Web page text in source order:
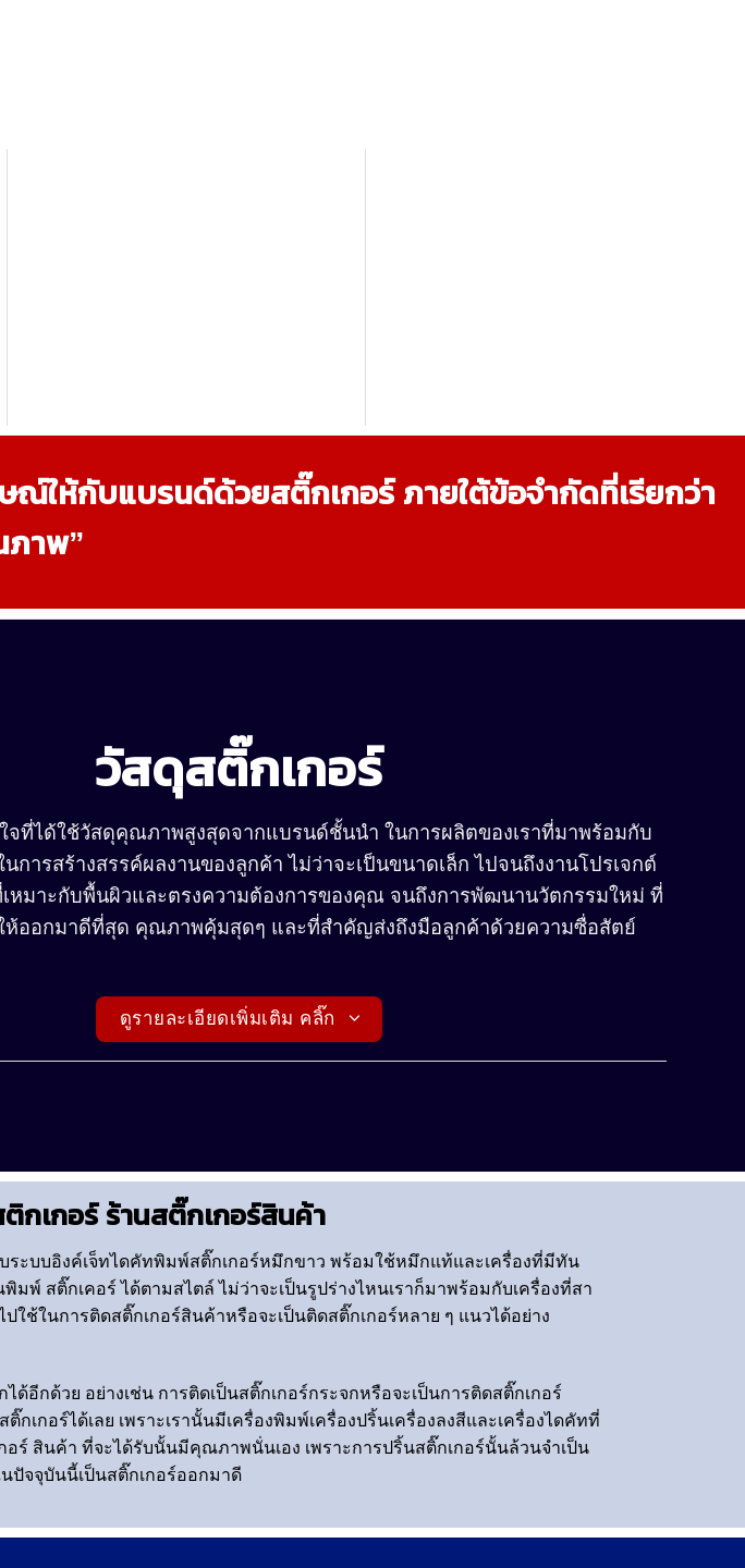
ห้กับแบรนด์ด้วยสติ๊กเกอร์ ภายใต้ข้อจำกัดที่เรียกว่า
าพ”
วัสดุสติ๊กเกอร์
ด้ใช้วัสดุคุณภาพสูงสุดจากแบรนด์ชั้นนำ ในการผลิตของเราที่มาพร้อมกับ
การสร้างสรรค์ผลงานของลูกค้า ไม่ว่าจะเป็นขนาดเล็ก ไปจนถึงงานโปรเจกต์
หมาะกับพื้นผิวและตรงความต้องการของคุณ จนถึงการพัฒนานวัตกรรมใหม่ ที่
ให้ออกมาดีที่สุด คุณภาพคุ้มสุดๆ และที่สำคัญส่งถึงมือลูกค้าด้วยความซื่อสัตย์
ดูรายละเอียดเพิ่มเติม คลิ๊ก
กเกอร์ ร้านสติ๊กเกอร์สินค้า
ะบบอิงค์เจ็ทไดคัทพิมพ์สติ๊กเกอร์หมึกขาว พร้อมใช้หมึกแท้และเครื่องที่มีทัน
พ์ สติ๊กเคอร์ ได้ตามสไตล์ ไม่ว่าจะเป็นรูปร่างไหนเราก็มาพร้อมกับเครื่องที่สา
ช้ในการติดสติ๊กเกอร์สินค้าหรือจะเป็นติดสติ๊กเกอร์หลาย ๆ แนวได้อย่าง
กด้วย อย่างเช่น การติดเป็นสติ๊กเกอร์กระจกหรือจะเป็นการติดสติ๊กเกอร์
กอร์ได้เลย เพราะเรานั้นมีเครื่องพิมพ์เครื่องปริ้นเครื่องลงสีและเครื่องไดคัทที่
ร์ สินค้า ที่จะได้รับนั้นมีคุณภาพนั่นเอง เพราะการปริ้นสติ๊กเกอร์นั้นล้วนจำเป็น
ปัจจุบันนี้เป็นสติ๊กเกอร์ออกมาดี